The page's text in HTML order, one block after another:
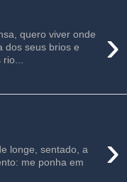
›
quero viver onde
dos seus brios e
rio...
›
longe, sentado, a
me ponha em